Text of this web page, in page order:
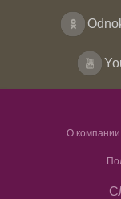
О компании